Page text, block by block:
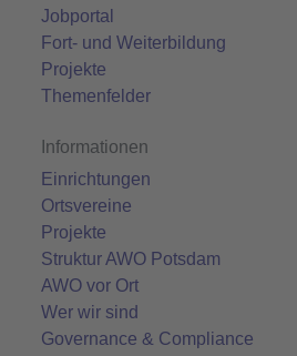
Jobportal
Fort- und Weiterbildung
Projekte
Themenfelder
Informationen
Einrichtungen
Ortsvereine
Projekte
Struktur AWO Potsdam
AWO vor Ort
Wer wir sind
Governance & Compliance